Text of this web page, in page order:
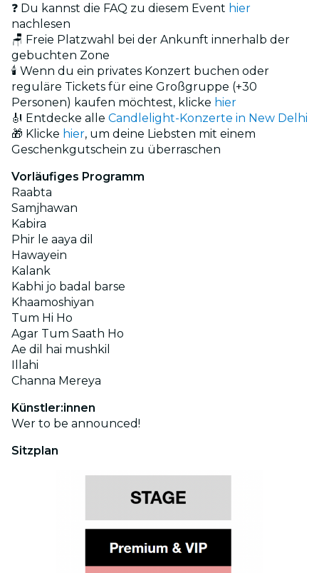
❓ Du kannst die FAQ zu diesem Event hier
nachlesen
🪑 Freie Platzwahl bei der Ankunft innerhalb der
gebuchten Zone
🕯️ Wenn du ein privates Konzert buchen oder
reguläre Tickets für eine Großgruppe (+30
Personen) kaufen möchtest, klicke hier
🎻 Entdecke alle Candlelight-Konzerte in New Delhi
🎁 Klicke hier, um deine Liebsten mit einem
Geschenkgutschein zu überraschen
Vorläufiges Programm
Raabta
Samjhawan
Kabira
Phir le aaya dil
Hawayein
Kalank
Kabhi jo badal barse
Khaamoshiyan
Tum Hi Ho
Agar Tum Saath Ho
Ae dil hai mushkil
Illahi
Channa Mereya
Künstler:innen
Wer to be announced!
Sitzplan